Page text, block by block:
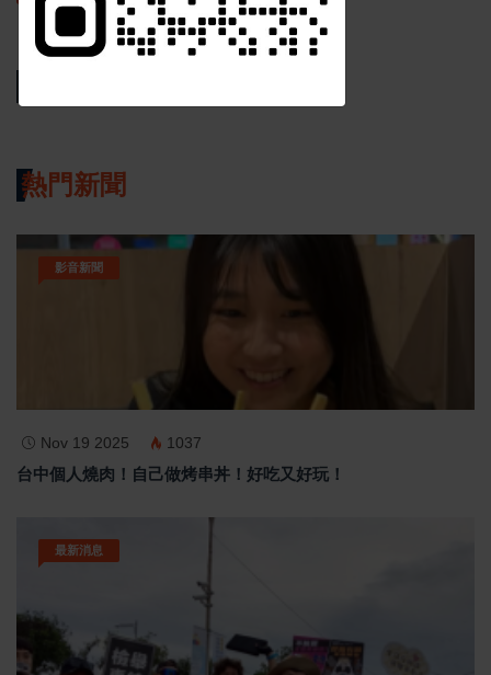
熱門新聞
影音新聞
Nov 19 2025 1037
台中個人燒肉！自己做烤串丼！好吃又好玩！
最新消息
訂閱